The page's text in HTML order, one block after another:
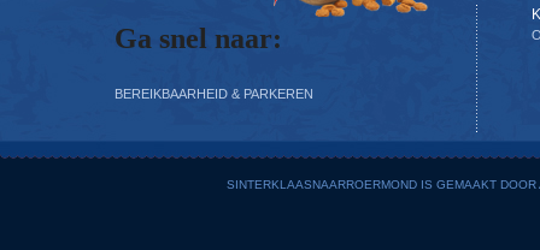
Ga snel naar:
BEREIKBAARHEID & PARKEREN
SINTERKLAASNAARROERMOND IS GEMAAKT